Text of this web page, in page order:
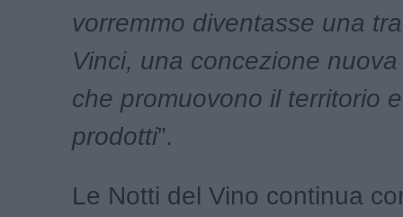
vorremmo diventasse una
Vinci, una concezione
che promuovono il territorio
prodotti”.
Le Notti del Vino continua